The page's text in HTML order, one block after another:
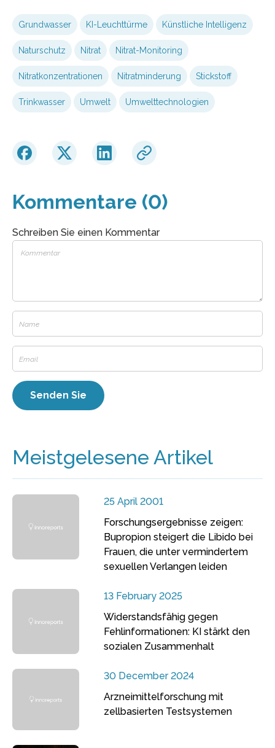
Grundwasser KI-Leuchttürme Künstliche Intelligenz
Naturschutz Nitrat Nitrat-Monitoring
Nitratkonzentrationen Nitratminderung Stickstoff
Trinkwasser Umwelt Umwelttechnologien
Kommentare (0)
Schreiben Sie einen Kommentar
Meistgelesene Artikel
25 April 2001
Forschungsergebnisse zeigen:
Bupropion steigert die Libido bei
Frauen, die unter vermindertem
sexuellen Verlangen leiden
13 February 2025
Widerstandsfähig gegen
Fehlinformationen: KI stärkt den
sozialen Zusammenhalt
30 December 2024
Arzneimittelforschung mit
zellbasierten Testsystemen